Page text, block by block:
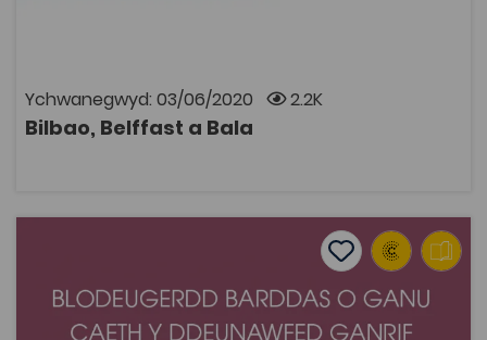
Ychwanegwyd: 03/06/2020 2.2K
Bilbao, Belffast a Bala
gael cyfrif.
Blodeugerdd Barddas o Ganu Caeth y G18 – A. Cynfael
Add to favourites
Add to favourites
Blodeugerdd Barddas o Ganu Caeth y G18 – A.